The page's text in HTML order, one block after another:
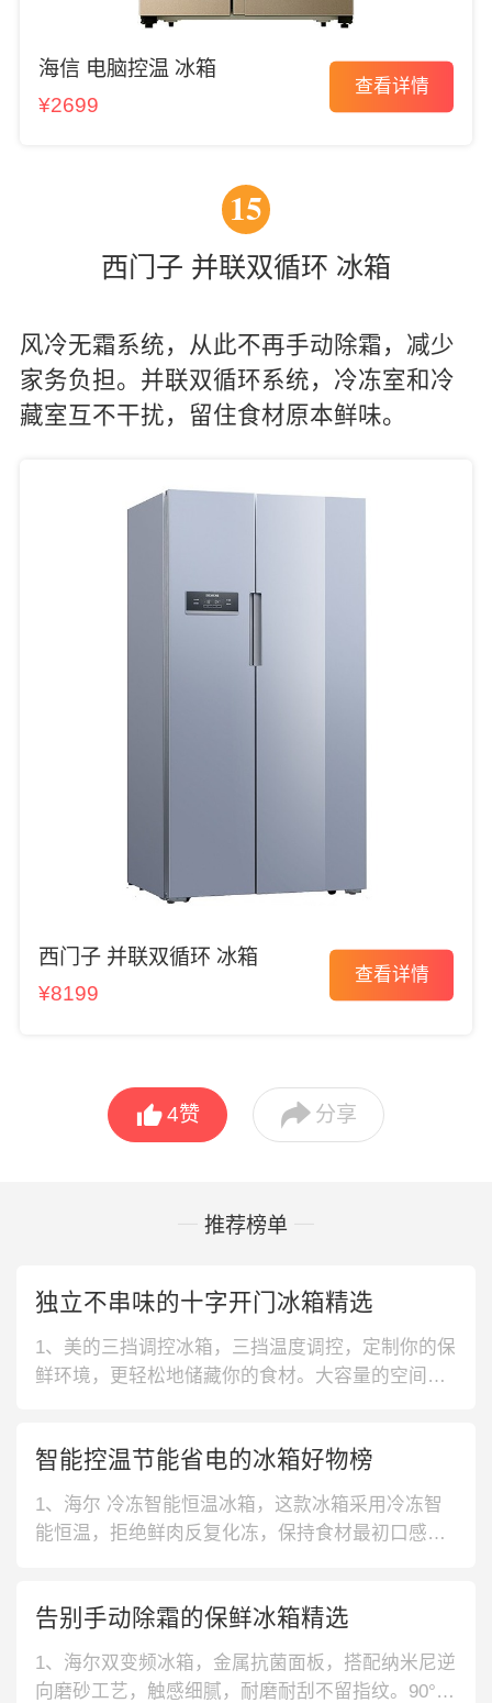
海信 电脑控温 冰箱
¥2699
查看详情
15
西门子 并联双循环 冰箱
风冷无霜系统，从此不再手动除霜，减少
家务负担。并联双循环系统，冷冻室和冷
藏室互不干扰，留住食材原本鲜味。
西门子 并联双循环 冰箱
¥8199
查看详情
4赞  分享
推荐榜单
独立不串味的十字开门冰箱精选
1、美的三挡调控冰箱，三挡温度调控，定制你的保
鲜环境，更轻松地储藏你的食材。大容量的空间，
细胞活力，长效保鲜。薄壁的技术，容积更大，隔
温效果更好。3、格力离子抗菌净味冰箱，离子长效
净味功能，能有效防止冰箱异味，
智能控温节能省电的冰箱好物榜
1、海尔 冷冻智能恒温冰箱，这款冰箱采用冷冻智
能恒温，拒绝鲜肉反复化冻，保持食材最初口感。
60度环绕式吹风，避免直吹食材，内置328个出风
微孔，补充水润微风，打造恒温空间，减小空间内
温差，保护食材水润新鲜。
告别手动除霜的保鲜冰箱精选
1、海尔双变频冰箱，金属抗菌面板，搭配纳米尼逆
向磨砂工艺，触感细腻，耐磨耐刮不留指纹。90°开